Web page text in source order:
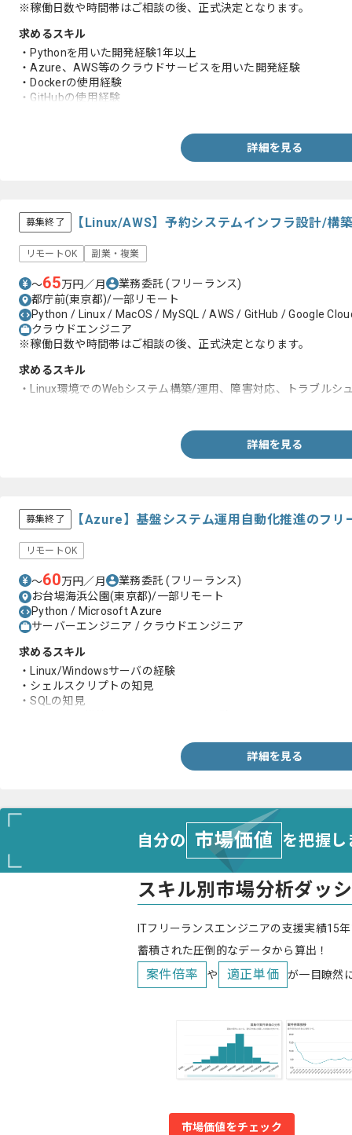
※稼働日数や時間帯はご相談の後、正式決定となります。
求めるスキル
・Pythonを用いた開発経験1年以上
・Azure、AWS等のクラウドサービスを用いた開発経験
・Dockerの使用経験
・GitHubの使用経験
詳細を見る
募集終了 【Linux/AWS】予約システムインフラ設計/構
リモートOK 副業・複業
〜65万円／月 業務委託(フリーランス)
都庁前(東京都)/一部リモート
Python / Linux / MacOS / MySQL / AWS / GitHub / Google
クラウドエンジニア
※稼働日数や時間帯はご相談の後、正式決定となります。
求めるスキル
・Linux環境でのWebシステム構築/運用、障害対応、トラブルシ
詳細を見る
募集終了 【Azure】基盤システム運用自動化推進のフリ
リモートOK
〜60万円／月 業務委託(フリーランス)
お台場海浜公園(東京都)/一部リモート
Python / Microsoft Azure
サーバーエンジニア / クラウドエンジニア
求めるスキル
・Linux/Windowsサーバの経験
・シェルスクリプトの知見
・SQLの知見
詳細を見る
自分の 市場価値 を把握
スキル別市場分析ダッ
ITフリーランスエンジニアの支援実績15
蓄積された圧倒的なデータから算出！
案件倍率 や 適正単価 が一目瞭然
市場価値をチェック